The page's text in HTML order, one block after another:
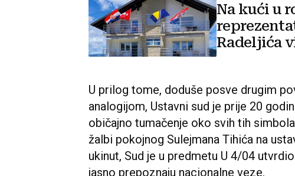
Na kući u
Radeljića
U prilog tome, doduše posve drugim
analogijom, Ustavni sud je prije 20
običajno tumačenje oko svih tih
žalbi pokojnog Sulejmana Tihića na
ukinut, Sud je u predmetu U 4/04
jasno prepoznaju nacionalne veze.